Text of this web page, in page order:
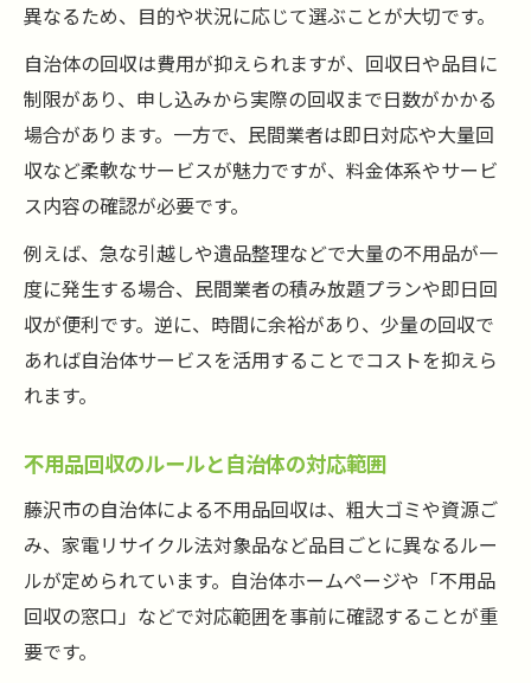
異なるため、目的や状況に応じて選ぶことが大切です。
自治体の回収は費用が抑えられますが、回収日や品目に
制限があり、申し込みから実際の回収まで日数がかかる
場合があります。一方で、民間業者は即日対応や大量回
収など柔軟なサービスが魅力ですが、料金体系やサービ
ス内容の確認が必要です。
例えば、急な引越しや遺品整理などで大量の不用品が一
度に発生する場合、民間業者の積み放題プランや即日回
収が便利です。逆に、時間に余裕があり、少量の回収で
あれば自治体サービスを活用することでコストを抑えら
れます。
不用品回収のルールと自治体の対応範囲
藤沢市の自治体による不用品回収は、粗大ゴミや資源ご
み、家電リサイクル法対象品など品目ごとに異なるルー
ルが定められています。自治体ホームページや「不用品
回収の窓口」などで対応範囲を事前に確認することが重
要です。